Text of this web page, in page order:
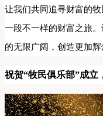
让我们共同追寻财富的
一段不一样的财富之旅
的无限广阔，创造更加辉
祝贺“牧民俱乐部”成立